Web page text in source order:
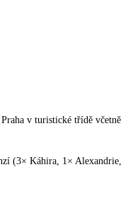
v turistické třídě včetně
(3× Káhira, 1× Alexandrie,